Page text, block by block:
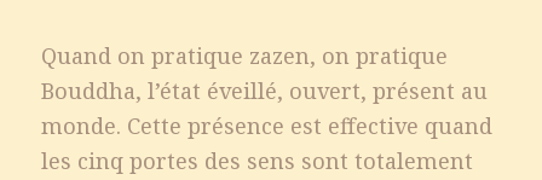
Quand on pratique zazen, on pratique
Bouddha, l’état éveillé, ouvert, présent au
monde. Cette présence est effective quand
les cinq portes des sens sont totalement